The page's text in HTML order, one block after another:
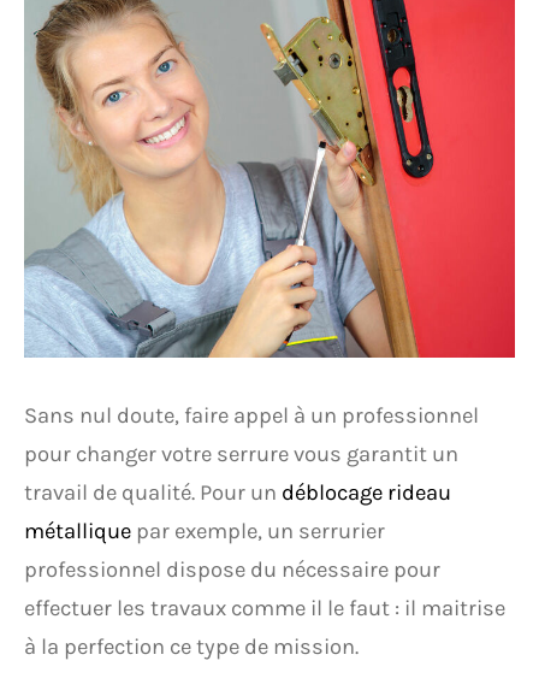
Sans nul doute, faire appel à un professionnel
pour changer votre serrure vous garantit un
travail de qualité. Pour un déblocage rideau
métallique par exemple, un serrurier
professionnel dispose du nécessaire pour
effectuer les travaux comme il le faut : il maitrise
à la perfection ce type de mission.